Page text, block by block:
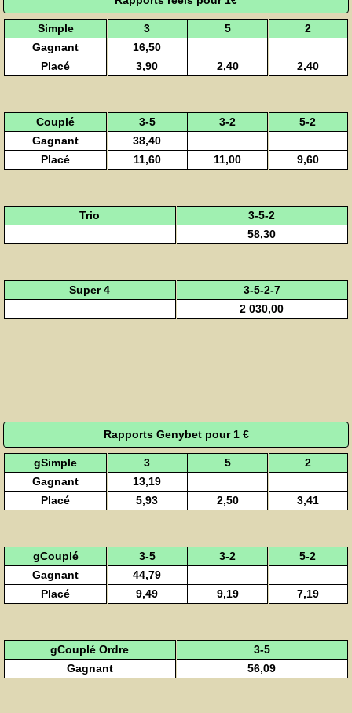
Simple 3 5
2
Gagnant
16,50
Placé
3,90 2,40 2,40
Couplé 3-5 3-2
5-2
Gagnant
38,40
Placé
11,60 11,00 9,60
Trio
3-5-2
58,30
Super 4
3-5-2-7
2 030,00
Rapports Genybet pour 1 €
gSimple 3 5
2
Gagnant
13,19
Placé
5,93 2,50 3,41
gCouplé 3-5 3-2
5-2
Gagnant
44,79
Placé
9,49 9,19 7,19
gCouplé Ordre
3-5
Gagnant
56,09